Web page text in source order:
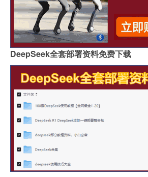
DeepSeek全套部署资料免费下载